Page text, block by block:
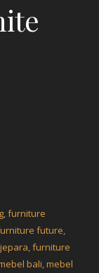
furniture
future
furniture
bali mebel